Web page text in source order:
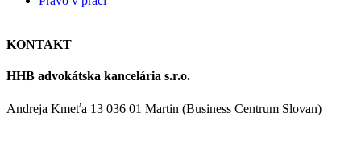
KONTAKT
HHB advokátska kancelária s.r.o.
Andreja Kmeťa 13 036 01 Martin (Business Centrum Slovan)